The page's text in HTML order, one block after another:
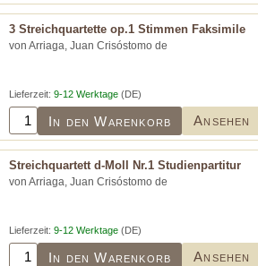
3 Streichquartette op.1 Stimmen Faksimile
von Arriaga, Juan Crisóstomo de
Lieferzeit: 9-12 Werktage (DE)
In den Warenkorb Ansehen
Streichquartett d-Moll Nr.1 Studienpartitur
von Arriaga, Juan Crisóstomo de
Lieferzeit: 9-12 Werktage (DE)
In den Warenkorb Ansehen